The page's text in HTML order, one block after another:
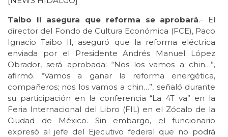
Taibo II asegura que reforma se aprobará.- El
director del Fondo de Cultura Económica (FCE), Paco
Ignacio Taibo II, aseguró que la reforma eléctrica
enviada por el Presidente Andrés Manuel López
Obrador, será aprobada: “Nos los vamos a chin…”,
afirmó. “Vamos a ganar la reforma energética,
compañeros; nos los vamos a chin…”, señaló durante
su participación en la conferencia “La 4T va” en la
Feria Internacional del Libro (FIL) en el Zócalo de la
Ciudad de México. Sin embargo, el funcionario
expresó al jefe del Ejecutivo federal que no podrá